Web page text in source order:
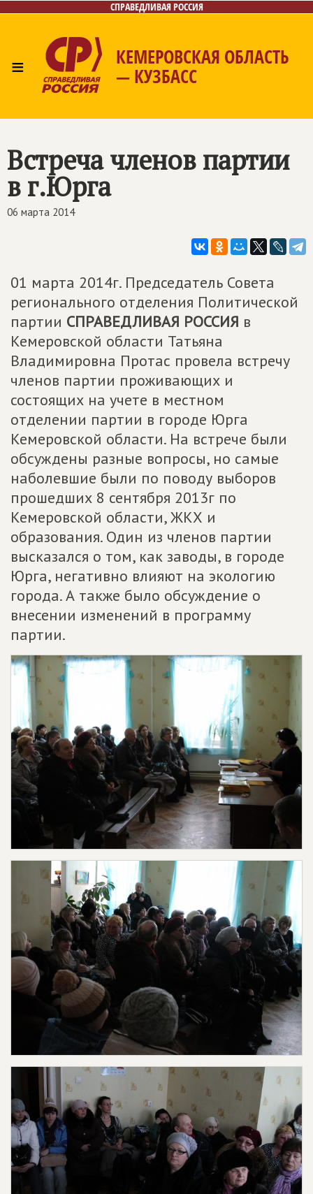
СПРАВЕДЛИВАЯ РОССИЯ
≡ КЕМЕРОВСКАЯ ОБЛАСТЬ
— КУЗБАСС
Встреча членов партии
в г.Юрга
06 марта 2014
01 марта 2014г. Председатель Совета
регионального отделения Политической
партии СПРАВЕДЛИВАЯ РОССИЯ в
Кемеровской области Татьяна
Владимировна Протас провела встречу
членов партии проживающих и
состоящих на учете в местном
отделении партии в городе Юрга
Кемеровской области. На встрече были
обсуждены разные вопросы, но самые
наболевшие были по поводу выборов
прошедших 8 сентября 2013г по
Кемеровской области, ЖКХ и
образования. Один из членов партии
высказался о том, как заводы, в городе
Юрга, негативно влияют на экологию
города. А также было обсуждение о
внесении изменений в программу
партии.